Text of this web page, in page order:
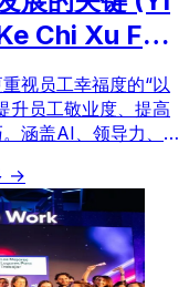
Chi Xu Fa
视员工幸福度的“以
升员工敬业度、提高
涵盖AI、领导力、
→